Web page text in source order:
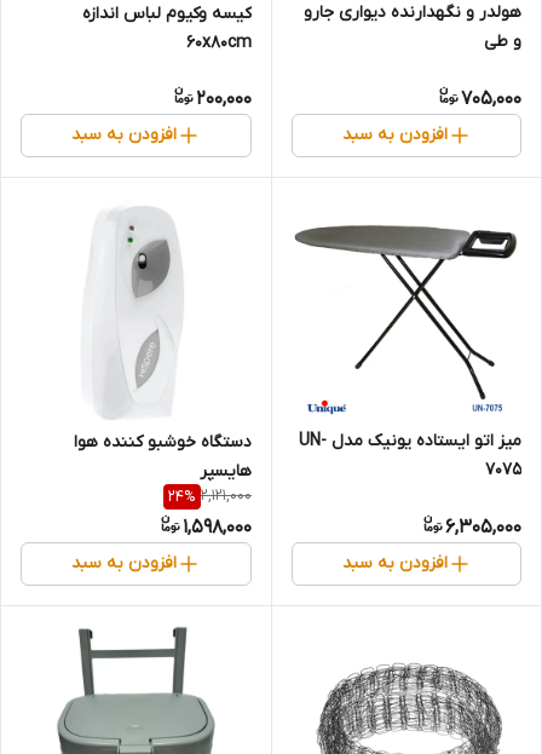
هولدر و نگهدارنده دیواری جارو
و طی
705,000
افزودن به سبد
کیسه وکیوم لباس اندازه
60x80cm
200,000
افزودن به سبد
میز اتو ایستاده یونیک مدل UN-
7075
6,305,000
افزودن به سبد
دستگاه خوشبو کننده هوا
هایسپر
2,121,000
24%
1,598,000
افزودن به سبد